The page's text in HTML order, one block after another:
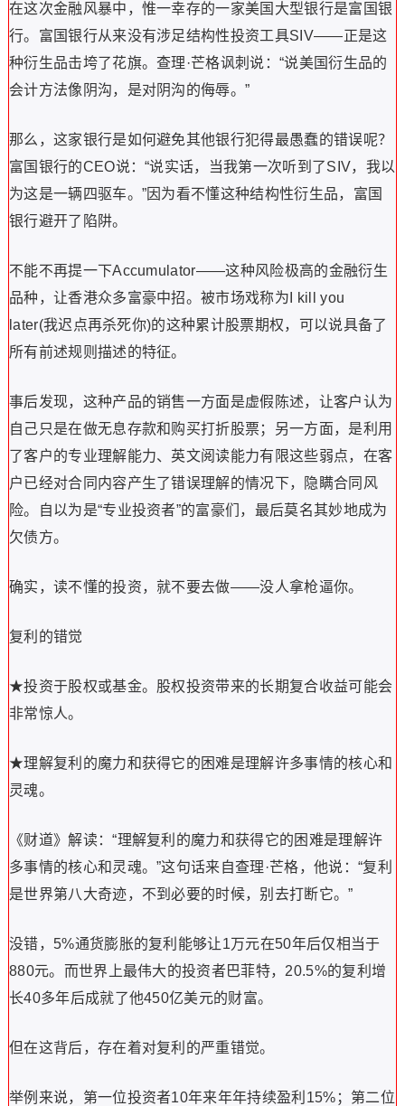
在这次金融风暴中，惟一幸存的一家美国大型银行是富国银
行。富国银行从来没有涉足结构性投资工具SIV——正是这
种衍生品击垮了花旗。查理·芒格讽刺说：“说美国衍生品的
会计方法像阴沟，是对阴沟的侮辱。”
那么，这家银行是如何避免其他银行犯得最愚蠢的错误呢？
富国银行的CEO说：“说实话，当我第一次听到了SIV，我以
为这是一辆四驱车。”因为看不懂这种结构性衍生品，富国
银行避开了陷阱。
不能不再提一下Accumulator——这种风险极高的金融衍生
品种，让香港众多富豪中招。被市场戏称为I kill you
later(我迟点再杀死你)的这种累计股票期权，可以说具备了
所有前述规则描述的特征。
事后发现，这种产品的销售一方面是虚假陈述，让客户认为
自己只是在做无息存款和购买打折股票；另一方面，是利用
了客户的专业理解能力、英文阅读能力有限这些弱点，在客
户已经对合同内容产生了错误理解的情况下，隐瞒合同风
险。自以为是“专业投资者”的富豪们，最后莫名其妙地成为
欠债方。
确实，读不懂的投资，就不要去做——没人拿枪逼你。
复利的错觉
★投资于股权或基金。股权投资带来的长期复合收益可能会
非常惊人。
★理解复利的魔力和获得它的困难是理解许多事情的核心和
灵魂。
《财道》解读：“理解复利的魔力和获得它的困难是理解许
多事情的核心和灵魂。”这句话来自查理·芒格，他说：“复利
是世界第八大奇迹，不到必要的时候，别去打断它。”
没错，5%通货膨胀的复利能够让1万元在50年后仅相当于
880元。而世界上最伟大的投资者巴菲特，20.5%的复利增
长40多年后成就了他450亿美元的财富。
但在这背后，存在着对复利的严重错觉。
举例来说，第一位投资者10年来年年持续盈利15%；第二位